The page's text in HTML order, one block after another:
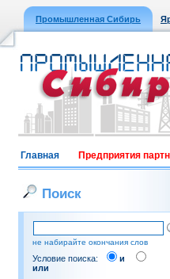
Промышленная Сибирь
Главная Предприятия
Поиск
не набирайте окончания слов
Условие поиска:
и
или